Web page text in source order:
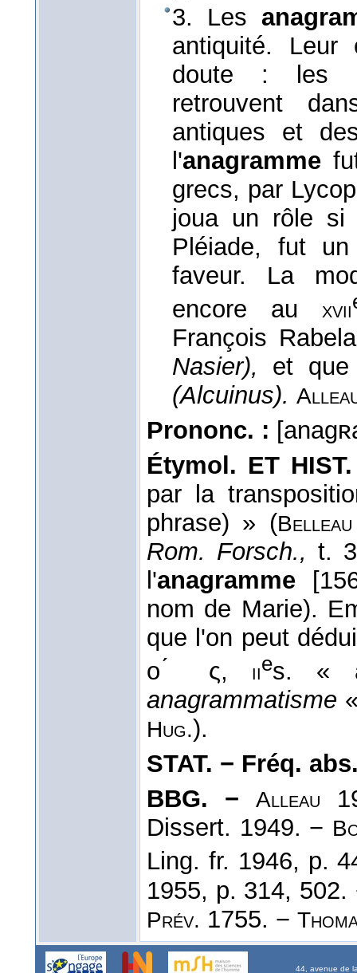
3. Les
antiquité. Leur
doute : les
retrouvent
antiques et
l'anagramme
grecs, par
joua un rôle si
Pléiade, fut
faveur. La
encore au
xvii
François
Nasier),
et que
(Alcuinus).
Prononc. :
Étymol. ET
par la
phrase) » (
Rom. Forsch., t.
l'anagramme
nom de Marie).
que l'on peut
ο ́ ς, iies. «
anagrammatisme
Hug.).
STAT. − Fréq.
BBG. −
Alleau
Dissert. 1949. −
Ling. fr. 1946, p.
1955, p. 314,
Prév. 1755. −
44, avenue de